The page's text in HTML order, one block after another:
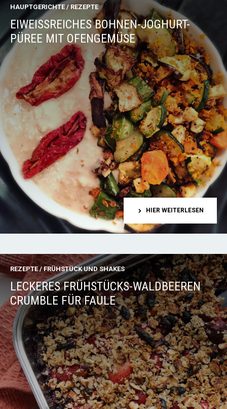
HAUPTGERICHTE/ REZEPTE
EIWEISSREICHES BOHNEN-JOGHURT-P
ÜREE MIT OFENGEMÜSE
HIER WEITERLESEN
REZEPTE/FRÜHSTÜCK UND SHAKES
LECKERES FRÜHSTÜCKS-WALDBEEREN
CRUMBLE FÜR FAULE